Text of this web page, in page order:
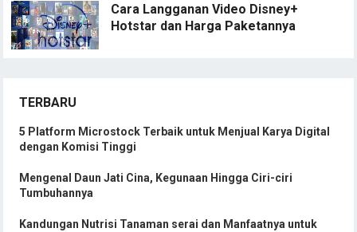
Cara Langganan Video Disney+
Hotstar dan Harga Paketannya
TERBARU
5 Platform Microstock Terbaik untuk Menjual Karya Digital
dengan Komisi Tinggi
Mengenal Daun Jati Cina, Kegunaan Hingga Ciri-ciri
Tumbuhannya
Kandungan Nutrisi Tanaman serai dan Manfaatnya untuk